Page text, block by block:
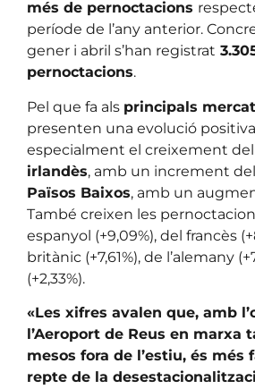
més de pernoctacions
període de l’any anterior.
gener i abril s’han registrat
pernoctacions.
Pel que fa als principals
presenten una evolució
especialment el creixement del
irlandès, amb un increment del
Països Baixos, amb un
També creixen les
espanyol (+9,09%), del francès
britànic (+7,61%), de l’alemany
(+2,33%).
«Les xifres avalen que, amb
l’Aeroport de Reus en marxa
mesos fora de l’estiu, és més
repte de la